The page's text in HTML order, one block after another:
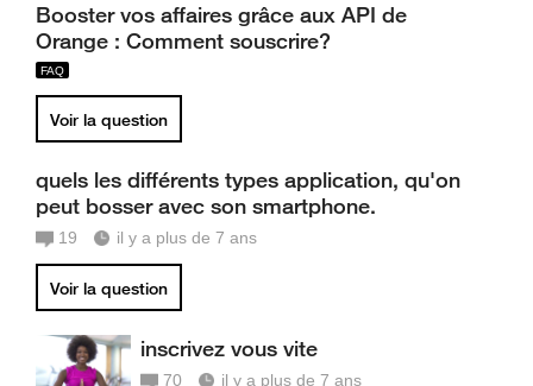
Booster vos affaires grâce aux API de
Orange : Comment souscrire?
Voir la question
quels les différents types application, qu'on
peut bosser avec son smartphone.
19 il y a plus de 7 ans
Voir la question
inscrivez vous vite
70 il y a plus de 7 ans